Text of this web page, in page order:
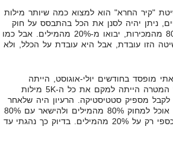
"קיר החרא" הוא למצוא כמה שיותר מילות
ניתן יהיה לסנן את הכל בהתבסס על חוק
80/20, שבמקרה שלנו אומר ש-80% מהמכירות, יבואו מ-20% מהמילים. אבל כמו
הזו עובדת, אבל היא עובדת על הכלל, ולא
מופסד בחודשים יולי-אוגוסט, הייתה
שהעלתי קמפיין ממש גדול, כאשר המטרה הייתה למקם את כל ה-5K מילות
3-4 על מנת לקבל מספיק סטטיסטיקה. הרעיון היה שלאחר
שיהיה לי מספיק סטטיסטיקה, אני אוכל למחוק 80% מהמילים ולהישאר עם 80%
מהמכירות, כאשר אני מבזבז את כספי רק על 20% מהמילים. בדיוק כך נהגתי עד